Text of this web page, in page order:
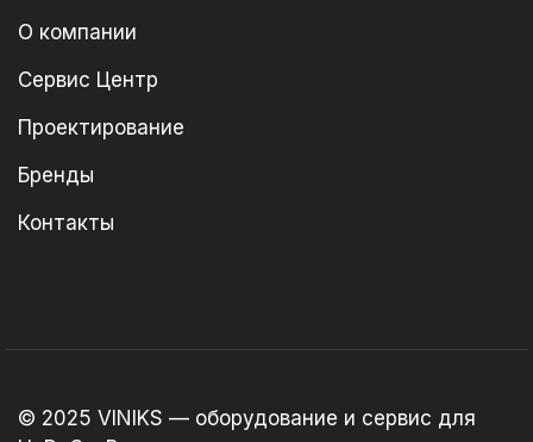
О компании
Сервис Центр
Проектирование
Бренды
Контакты
© 2025 VINIKS — оборудование и сервис для